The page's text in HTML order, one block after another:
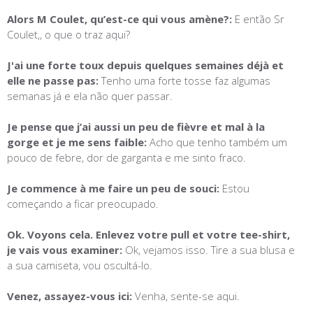
Alors M Coulet, qu’est-ce qui vous amène?: E então Sr
Coulet,, o que o traz aqui?
J'ai une forte toux depuis quelques semaines déjà et
elle ne passe pas:Tenho uma forte tosse faz algumas
semanas já e ela não quer passar.
Je pense que j’ai aussi un peu de fièvre et mal à la
gorge et je me sens faible: Acho que tenho também um
pouco de febre, dor de garganta e me sinto fraco.
Je commence à me faire un peu de souci: Estou
começando a ficar preocupado.
Ok. Voyons cela. Enlevez votre pull et votre tee-shirt,
je vais vous examiner: Ok, vejamos isso. Tire a sua blusa e
a sua camiseta, vou oscultá-lo.
Venez, assayez-vous ici: Venha, sente-se aqui.